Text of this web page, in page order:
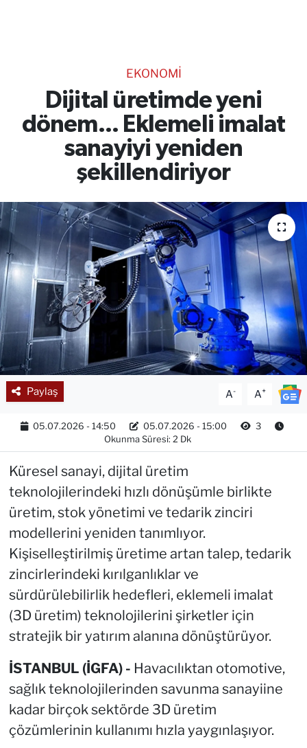
EKONOMİ
Dijital üretimde yeni
dönem... Eklemeli imalat
sanayiyi yeniden
şekillendiriyor
Paylaş A- A+
05.07.2026 - 14:50 05.07.2026 - 15:00
3
Okunma Süresi: 2 Dk
Küresel sanayi, dijital üretim
teknolojilerindeki hızlı dönüşümle birlikte
üretim, stok yönetimi ve tedarik zinciri
modellerini yeniden tanımlıyor.
Kişiselleştirilmiş üretime artan talep, tedarik
zincirlerindeki kırılganlıklar ve
sürdürülebilirlik hedefleri, eklemeli imalat
(3D üretim) teknolojilerini şirketler için
stratejik bir yatırım alanına dönüştürüyor.
İSTANBUL (İGFA) - Havacılıktan otomotive,
sağlık teknolojilerinden savunma sanayiine
kadar birçok sektörde 3D üretim
çözümlerinin kullanımı hızla yaygınlaşıyor.
RESMİ İLANLAR
Gencsesfm Canlı Dinle